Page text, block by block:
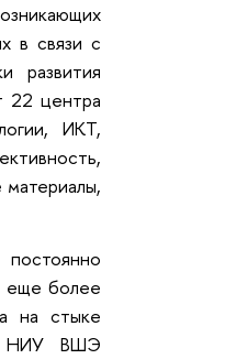
в связи с
развития
22 центра
ИКТ,
материалы,
еще более
на стыке
НИУ ВШЭ